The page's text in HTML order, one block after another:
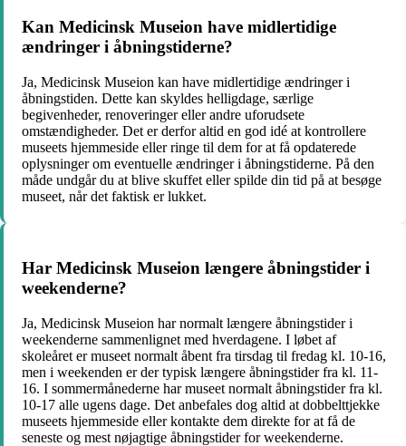
Kan Medicinsk Museion have midlertidige
ændringer i åbningstiderne?
Ja, Medicinsk Museion kan have midlertidige ændringer i
åbningstiden. Dette kan skyldes helligdage, særlige
begivenheder, renoveringer eller andre uforudsete
omstændigheder. Det er derfor altid en god idé at kontrollere
museets hjemmeside eller ringe til dem for at få opdaterede
oplysninger om eventuelle ændringer i åbningstiderne. På den
måde undgår du at blive skuffet eller spilde din tid på at besøge
museet, når det faktisk er lukket.
Har Medicinsk Museion længere åbningstider i
weekenderne?
Ja, Medicinsk Museion har normalt længere åbningstider i
weekenderne sammenlignet med hverdagene. I løbet af
skoleåret er museet normalt åbent fra tirsdag til fredag kl. 10-16,
men i weekenden er der typisk længere åbningstider fra kl. 11-
16. I sommermånederne har museet normalt åbningstider fra kl.
10-17 alle ugens dage. Det anbefales dog altid at dobbelttjekke
museets hjemmeside eller kontakte dem direkte for at få de
seneste og mest nøjagtige åbningstider for weekenderne.